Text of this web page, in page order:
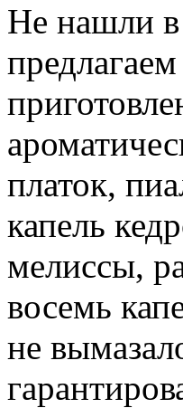
Не нашли в
платок,
капель
мелиссы,
восемь
не